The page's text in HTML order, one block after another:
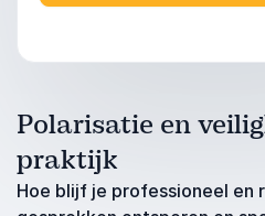
Polarisatie en
praktijk
Hoe blijf je professioneel en